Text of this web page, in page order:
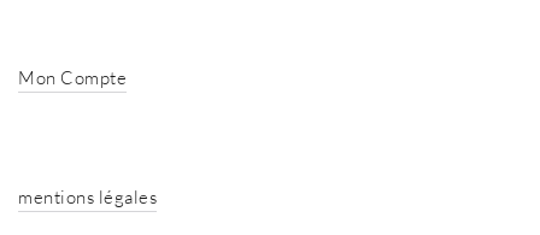
Mon Compte
mentions légales